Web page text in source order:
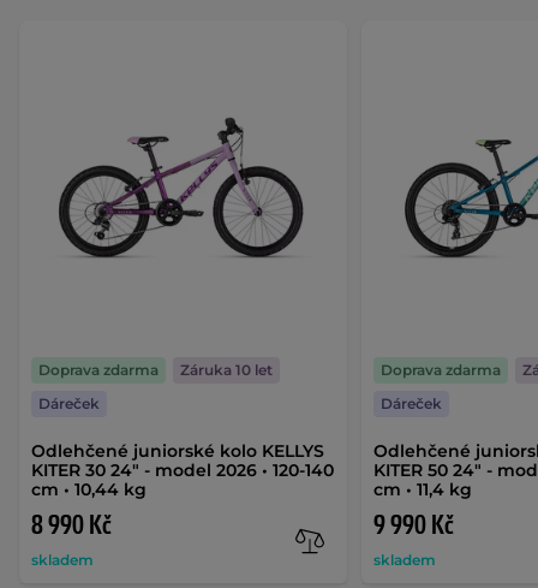
Odlehčené juniorské kolo KELLYS
KITER 30 24" - model 2026 • 120-140
cm • 10,44 kg
8 990 Kč
skladem
Doprava zdarma
Záruka 10 let
Dáreček
Odlehčené
KITER 50 24" -
cm • 11,4 kg
9 990 Kč
skladem
Doprava zdarma
Dáreček